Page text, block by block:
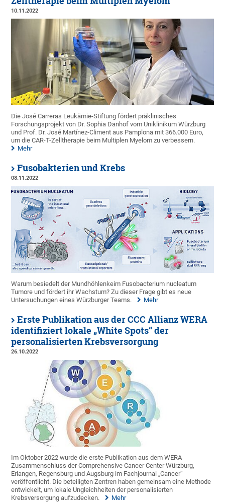
10.11.2022
Die José Carreras Leukämie-Stiftung fördert präklinisches
Forschungsprojekt von Dr. Sophia Danhof vom Uniklinikum Würzburg
und Prof. Dr. José Martínez-Climent aus Pamplona mit 366.000 Euro,
um die CAR-T-Zelltherapie beim Multiplen Myelom zu verbessern.
Mehr
Fusobakterien und Krebs
08.11.2022
Warum besiedelt der Mundhöhlenkeim Fusobacterium nucleatum
Tumore und fördert ihr Wachstum? Zu dieser Frage gibt es neue
Untersuchungen eines Würzburger Teams.
Mehr
Erste Publikation aus der CCC Allianz WERA
identifiziert lokale „White Spots“ der
personalisierten Krebsversorgung
26.10.2022
Im Oktober 2022 wurde die erste Publikation aus dem WERA
Zusammenschluss der Comprehensive Cancer Center Würzburg,
Erlangen, Regensburg und Augsburg im Fachjournal „Cancer“
veröffentlicht. Die beteiligten Zentren haben gemeinsam eine Methode
entwickelt, um lokale Ungleichheiten der personalisierten
Krebsversorgung aufzudecken.
Mehr